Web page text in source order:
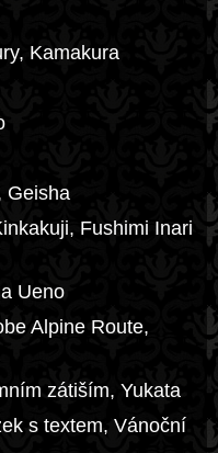
Kamakura
Geisha
Fushimi Inari
Ueno
Alpine Route,
zátiším, Yukata
s textem, Vánoční